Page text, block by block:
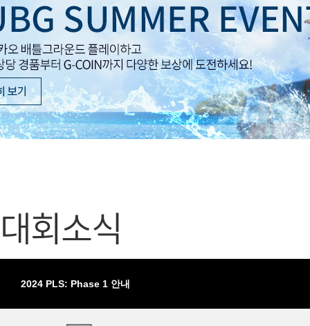
아레스 : 라이즈 오브 가디언즈
모바일게임
우마무스메 프리티 더비
SMiniz
프렌즈팝콘
프렌즈타운
서비스
내정보
보안센터
이벤트
업데이트
대회소식
클랜
모집
대회소식
2024 PLS: Phase 1 안내